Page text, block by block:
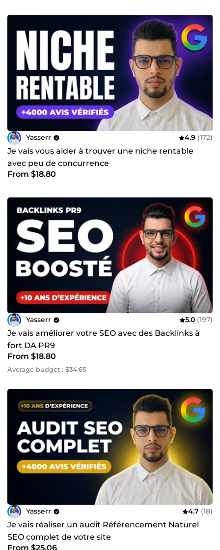
Yasserr 4.9 (172)
Je vais vous aider à trouver une niche rentable
avec peu de concurrence
From $18.80
Yasserr 5.0 (197)
Je vais améliorer votre SEO avec des Backlinks à
fort DA PR9
From $18.80
Average budget : $34.65
Yasserr 4.7 (18)
Je vais réaliser un audit Référencement Naturel
SEO complet de votre site
From $25.06